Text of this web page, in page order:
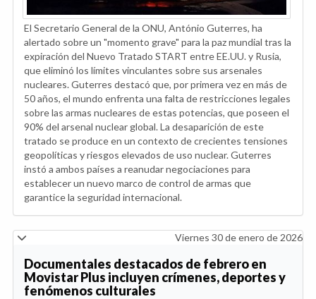
El Secretario General de la ONU, António Guterres, ha
alertado sobre un "momento grave" para la paz mundial tras la
expiración del Nuevo Tratado START entre EE.UU. y Rusia,
que eliminó los límites vinculantes sobre sus arsenales
nucleares. Guterres destacó que, por primera vez en más de
50 años, el mundo enfrenta una falta de restricciones legales
sobre las armas nucleares de estas potencias, que poseen el
90% del arsenal nuclear global. La desaparición de este
tratado se produce en un contexto de crecientes tensiones
geopolíticas y riesgos elevados de uso nuclear. Guterres
instó a ambos países a reanudar negociaciones para
establecer un nuevo marco de control de armas que
garantice la seguridad internacional.
Viernes 30 de enero de 2026
Documentales destacados de febrero en
Movistar Plus incluyen crímenes, deportes y
fenómenos culturales